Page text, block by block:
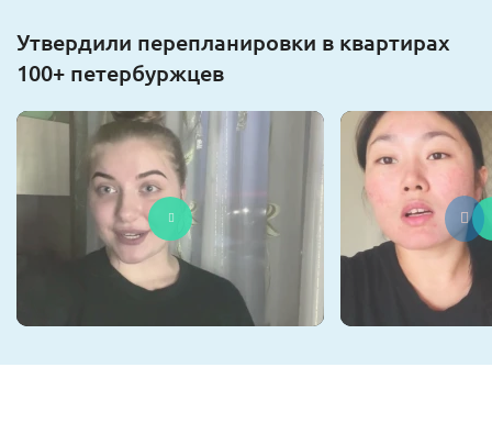
Утвердили перепланировки в квартирах
100+ петербуржцев